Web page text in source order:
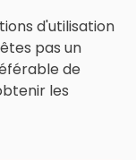
d'utilisation
pas un
de
les